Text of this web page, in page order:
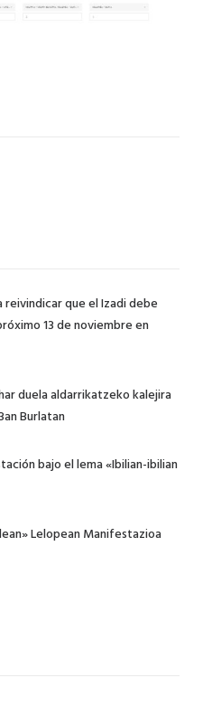
que el Izadi debe
13 de noviembre en
duela aldarrikatzeko kalejira
Burlatan
bajo el lema «Ibilian-ibilian
Lelopean Manifestazioa